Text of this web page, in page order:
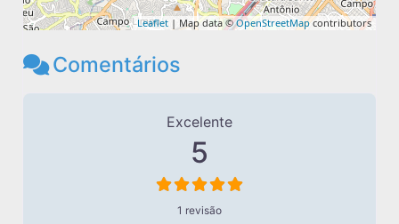
Leaflet | Map data ©OpenStreetMapcontributors
Comentários
1 avaliação
Excelente
5
1 revisão